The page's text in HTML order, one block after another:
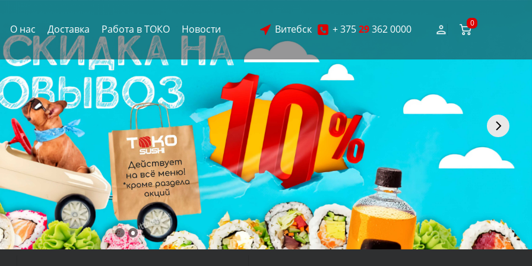
О нас Доставка Работа в ТОКО Новости Витебск + 37529362 0000 0
TOKO SUSHI
ДЛЯ ИСТИННЫХ ЦЕНИТЕЛЕЙ